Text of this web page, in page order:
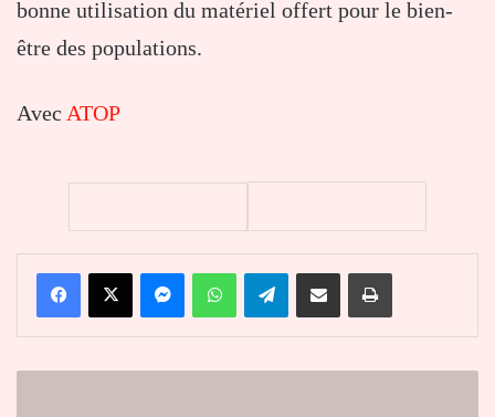
bonne utilisation du matériel offert pour le bien-
être des populations.
Avec ATOP
FacebookX MessengerWhatsAppTelegramPartager par email Imprimer